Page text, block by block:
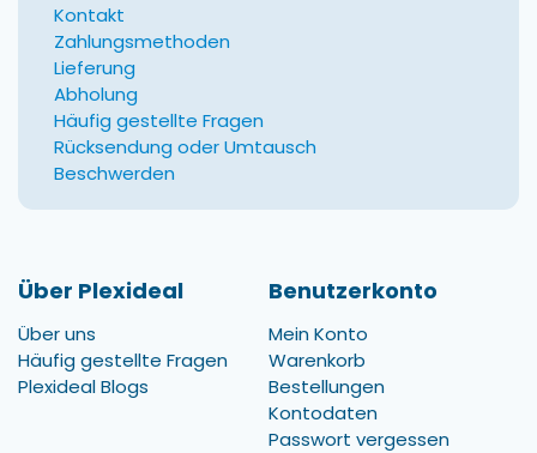
Kontakt
Zahlungsmethoden
Lieferung
Abholung
Häufig gestellte Fragen
Rücksendung oder Umtausch
Beschwerden
Über Plexideal
Über uns
Häufig gestellte Fragen
Plexideal Blogs
Benutzerkonto
Mein Konto
Warenkorb
Bestellungen
Kontodaten
Passwort vergessen